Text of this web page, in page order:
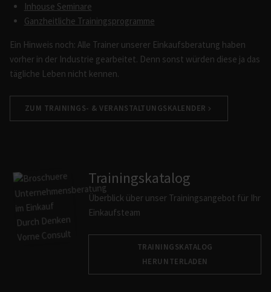
Inhouse Seminare
Ganzheitliche Trainingsprogramme
Ein Hinweis noch: Alle Trainer unserer Einkaufsberatung haben
vorher in der Industrie gearbeitet. Denn sonst würden diese ja das
tägliche Leben nicht kennen.
ZUM TRAININGS- & VERANSTALTUNGSKALENDER
Trainingskatalog
Überblick über unser Trainingsangebot für Ihr
Einkaufsteam
TRAININGSKATALOG
HERUNTERLADEN